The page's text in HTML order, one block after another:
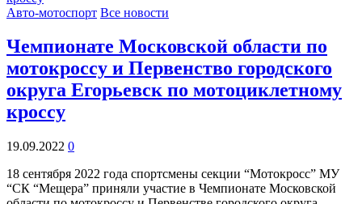
Авто-мотоспорт Все новости
Чемпионате Московской области по
мотокроссу и Первенство городского
округа Егорьевск по мотоциклетному
кроссу
19.09.2022 0
18 сентября 2022 года спортсмены секции “Мотокросс” МУ
“СК “Мещера” приняли участие в Чемпионате Московской